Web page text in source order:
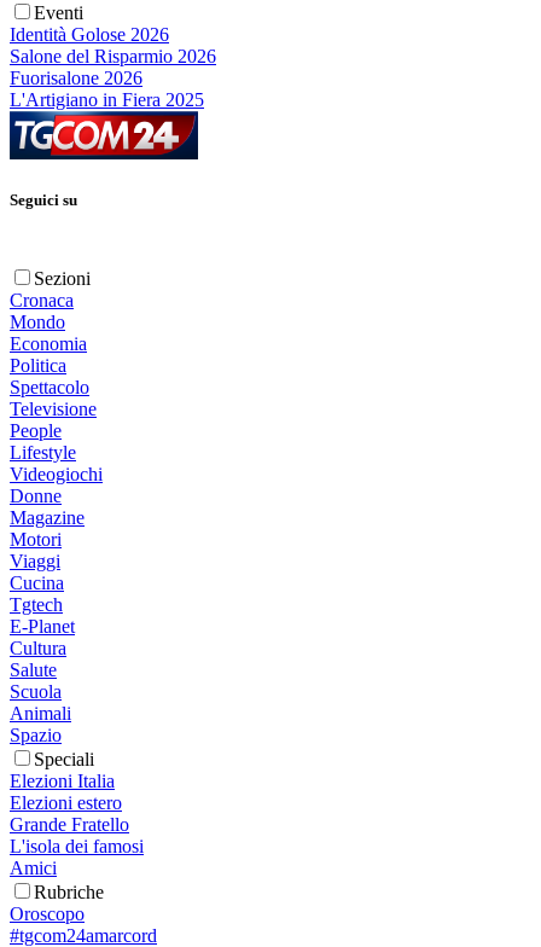
Eventi
Identità Golose 2026
Salone del Risparmio 2026
Fuorisalone 2026
L'Artigiano in Fiera 2025
Seguici su
Sezioni
Cronaca
Mondo
Economia
Politica
Spettacolo
Televisione
People
Lifestyle
Videogiochi
Donne
Magazine
Motori
Viaggi
Cucina
Tgtech
E-Planet
Cultura
Salute
Scuola
Animali
Spazio
Speciali
Elezioni Italia
Elezioni estero
Grande Fratello
L'isola dei famosi
Amici
Rubriche
Oroscopo
#tgcom24amarcord